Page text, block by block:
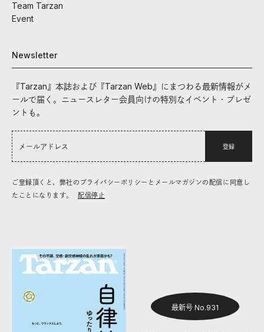
Team Tarzan
Event
Newsletter
『Tarzan』本誌および『Tarzan Web』にまつわる最新情報がメ
ールで届く。ニュースレター会員向けの特別なイベント・プレゼ
ントも。
登録
ご登録頂くと、弊社のプライバシーポリシーとメールマガジンの配信に同意し
たことになります。
配信停止
最新号 No.931